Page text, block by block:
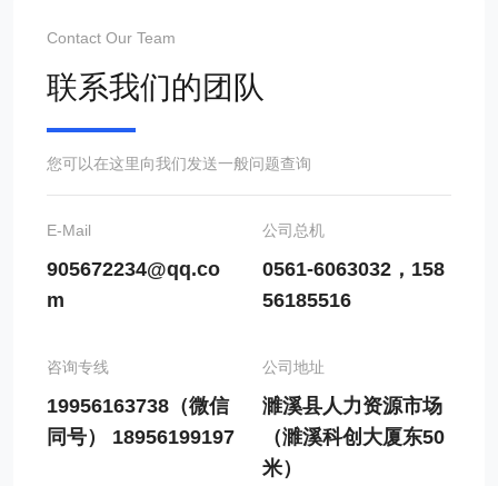
Contact Our Team
联系我们的团队
您可以在这里向我们发送一般问题查询
E-Mail
905672234@qq.co
m
公司总机
0561-6063032，158
56185516
咨询专线
19956163738（微信
同号） 18956199197
公司地址
濉溪县人力资源市场
（濉溪科创大厦东50
米）